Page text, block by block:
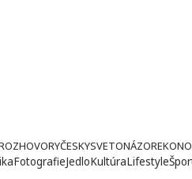
ČESKYSVETONÁZOR
FotografieJedloKultúraLifestyle